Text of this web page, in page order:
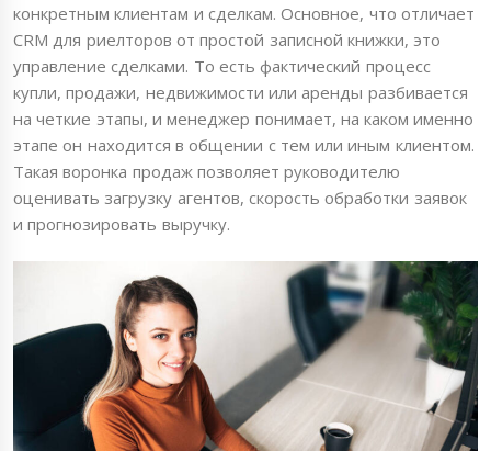
конкретным клиентам и сделкам. Основное, что отличает
CRM для риелторов от простой записной книжки, это
управление сделками. То есть фактический процесс
купли, продажи, недвижимости или аренды разбивается
на четкие этапы, и менеджер понимает, на каком именно
этапе он находится в общении с тем или иным клиентом.
Такая воронка продаж позволяет руководителю
оценивать загрузку агентов, скорость обработки заявок
и прогнозировать выручку.